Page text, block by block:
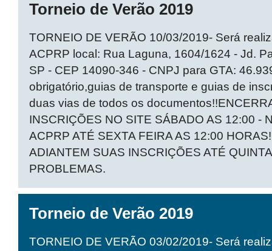
Torneio de Verão 2019
TORNEIO DE VERÃO 10/03/2019- Será
ACPRP local: Rua Laguna, 1604/1624 - Jd.
SP - CEP 14090-346 - CNPJ para GTA:
obrigatório,guias de transporte e guias de
duas vias de todos os
INSCRIÇÕES NO SITE SÁBADO AS 12:00 -
ACPRP ATÉ SEXTA FEIRA AS 12:00
ADIANTEM SUAS INSCRIÇÕES ATÉ
PROBLEMAS.
Torneio de Verão 2019
TORNEIO DE VERÃO 03/02/2019- Será